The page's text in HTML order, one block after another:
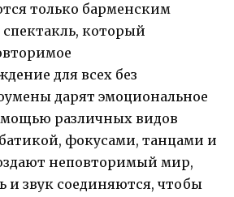
только барменским
который
для всех без
дарят эмоциональное
различных видов
фокусами, танцами и
неповторимый мир,
и звук соединяются, чтобы